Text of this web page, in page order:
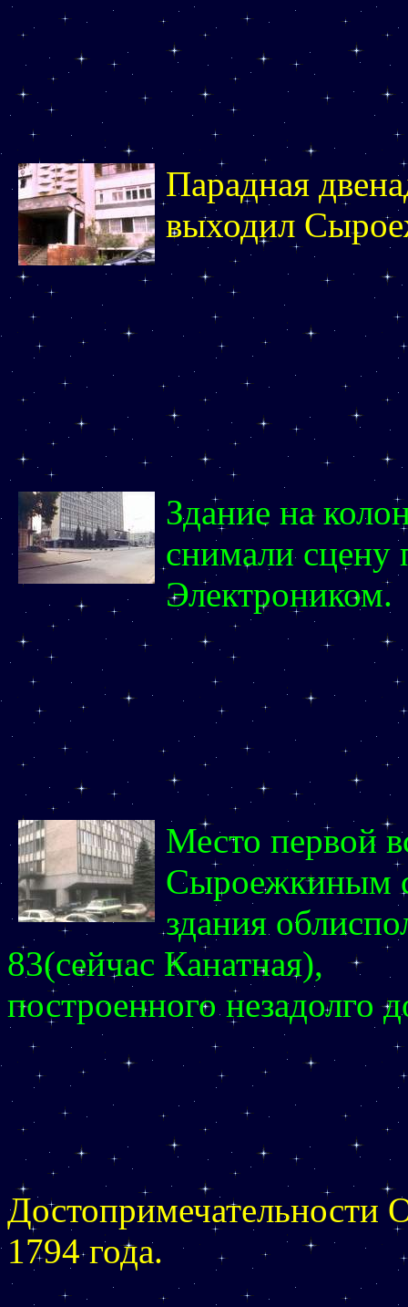
Парадная
выходил
Здание на
снимали сцену
Электроником.
Место первой
Сыроежкиным
здания
83(сейчас Канатная),
построенного незадолго
Достопримечательности
1794 года.